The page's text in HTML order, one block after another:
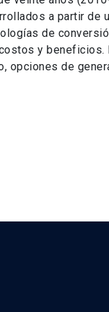
a partir de
de
y beneficios.
opciones de